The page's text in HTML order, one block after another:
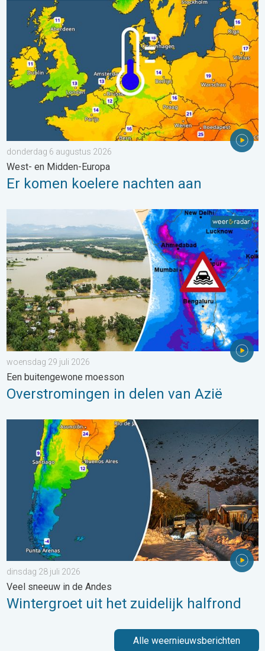
Er komen koelere nachten aan. West- en Midden-Europa. . .
donderdag 6 augustus 2026
West- en Midden-Europa
Er komen koelere nachten aan
Overstromingen in delen van Azië. Een buitengewone
woensdag 29 juli 2026
Een buitengewone moesson
Overstromingen in delen van Azië
Wintergroet uit het zuidelijk halfrond. Veel sneeuw in de
dinsdag 28 juli 2026
Veel sneeuw in de Andes
Wintergroet uit het zuidelijk halfrond
Alle weernieuwsberichten